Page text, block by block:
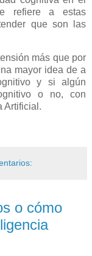
refiere a estas
que son las
más que por
mayor idea de a
y si algún
o no, con
Artificial.
o cómo